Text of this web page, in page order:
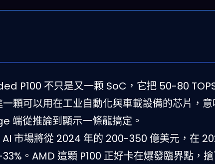
P100 不只是又一颗 SoC，它把 50-80
顆可以用在工业自動化與車載設備的芯片，
端從推論到顯示一條龍搞定。
市場將從 2024 年的 200-350 億美元，在
。AMD 這顆 P100 正好卡在爆發臨界點，